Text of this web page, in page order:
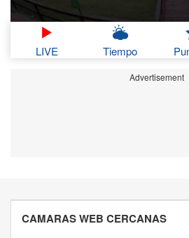
LIVE Tiempo
Advertisement
CAMARAS WEB CERCANAS